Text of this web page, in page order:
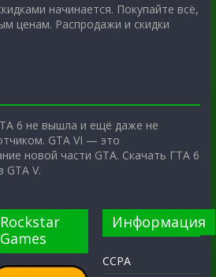
начинается. Покупайте всё,
ценам. Распродажи и скидки
6 не вышла и ещё даже не
GTA VI — это
новой части GTA. Скачать ГТА 6
GTA V.
Rockstar
Games
Информация
CCPA